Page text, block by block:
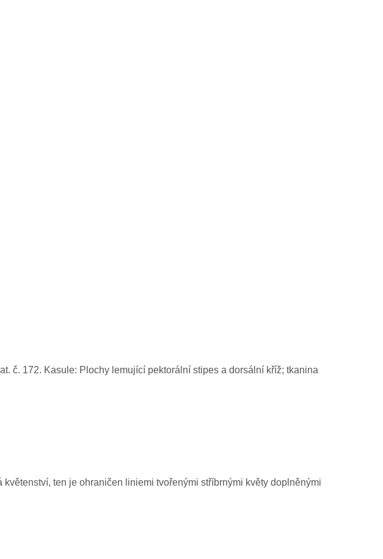
č. 172. Kasule: Plochy lemující pektorální stipes a dorsální kříž; tkanina
ten je ohraničen liniemi tvořenými stříbrnými květy doplněnými